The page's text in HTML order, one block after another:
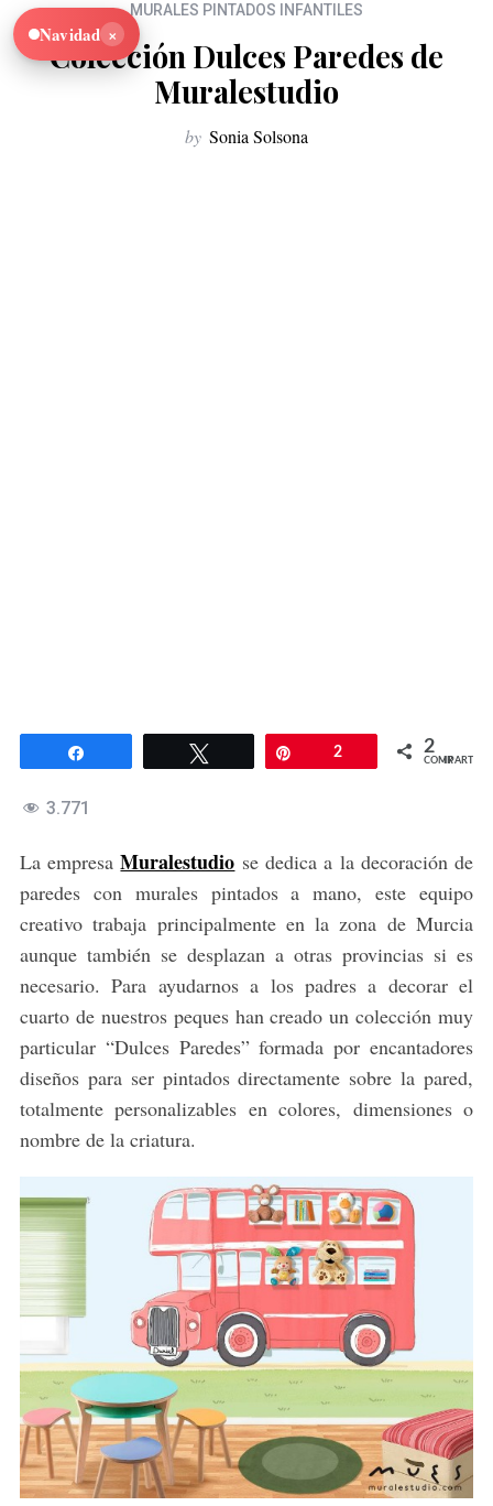
MURALES PINTADOS INFANTILES
Colección Dulces Paredes de
Muralestudio
by Sonia Solsona
Twittear 2 2
COMPARTIR
3.771
La empresaMuralestudio se dedica a la decoración de
paredes con murales pintados a mano, este equipo
creativo trabaja principalmente en la zona de Murcia
aunque también se desplazan a otras provincias si es
necesario. Para ayudarnos a los padres a decorar el
cuarto de nuestros peques han creado un colección muy
particular “Dulces Paredes” formada por encantadores
diseños para ser pintados directamente sobre la pared,
totalmente personalizables en colores, dimensiones o
nombre de la criatura.
Navidad ×